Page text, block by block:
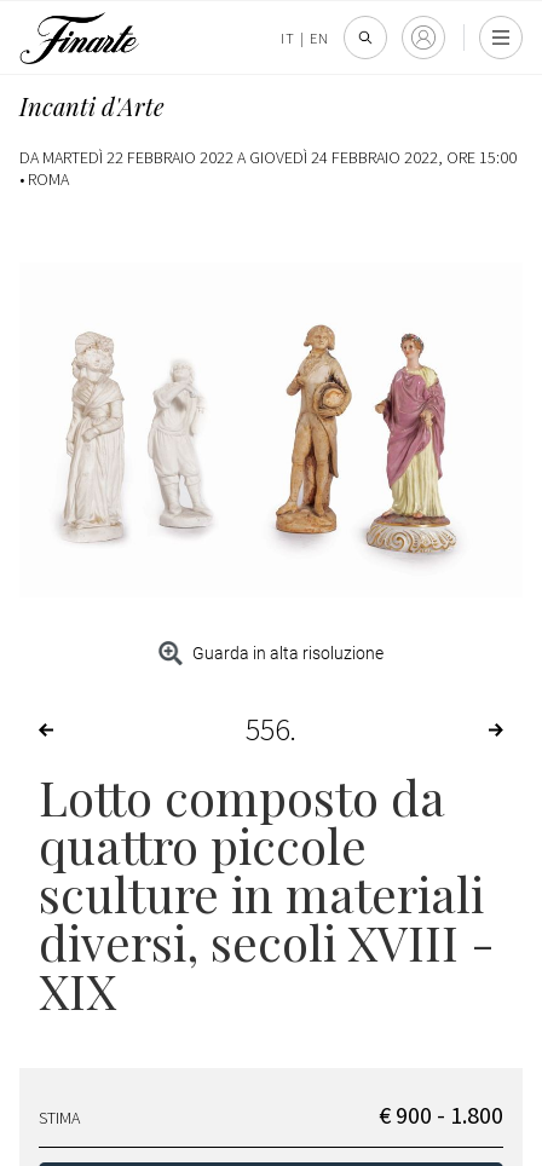
IT | EN
Incanti d'Arte
DA MARTEDÌ 22 FEBBRAIO 2022 A GIOVEDÌ 24 FEBBRAIO 2022, ORE 15:00
• ROMA
Guarda in alta risoluzione
556
Lotto composto da
quattro piccole
sculture in materiali
diversi, secoli XVIII -
XIX
STIMA € 900 - 1.800